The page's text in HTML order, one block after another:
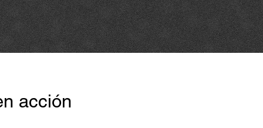
acción